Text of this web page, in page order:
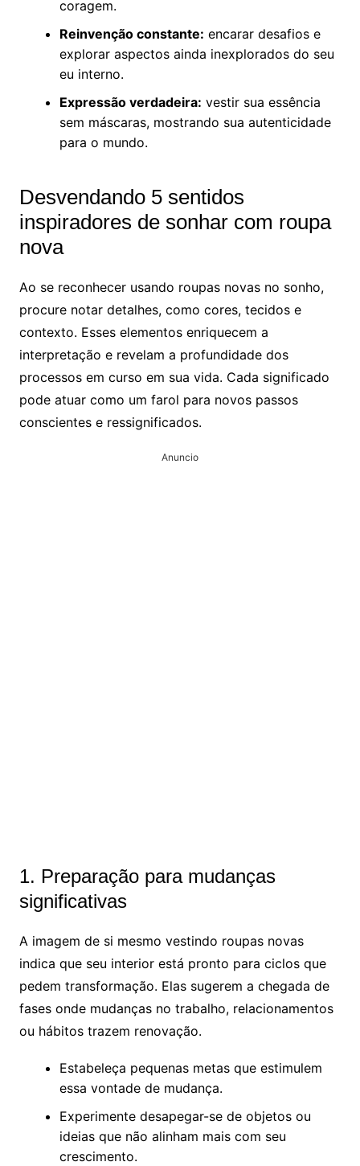
coragem.
Reinvenção constante: encarar desafios e
explorar aspectos ainda inexplorados do seu
eu interno.
Expressão verdadeira: vestir sua essência
sem máscaras, mostrando sua autenticidade
para o mundo.
Desvendando 5 sentidos
inspiradores de sonhar com roupa
nova
Ao se reconhecer usando roupas novas no sonho,
procure notar detalhes, como cores, tecidos e
contexto. Esses elementos enriquecem a
interpretação e revelam a profundidade dos
processos em curso em sua vida. Cada significado
pode atuar como um farol para novos passos
conscientes e ressignificados.
Anuncio
1. Preparação para mudanças
significativas
A imagem de si mesmo vestindo roupas novas
indica que seu interior está pronto para ciclos que
pedem transformação. Elas sugerem a chegada de
fases onde mudanças no trabalho, relacionamentos
ou hábitos trazem renovação.
Estabeleça pequenas metas que estimulem
essa vontade de mudança.
Experimente desapegar-se de objetos ou
ideias que não alinham mais com seu
crescimento.